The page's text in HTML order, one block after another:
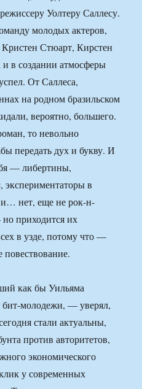
Уолтеру Саллесу.
молодых актеров,
Стюарт, Кирстен
в создании атмосферы
От Саллеса,
на родном бразильском
вероятно, большего.
то невольно
передать дух и букву. И
— либертины,
экспериментаторы в
и… нет, еще не рок-н-
приходится их
в узде, потому что —
повествование.
как бы Уильяма
бит-молодежи, — уверял,
стали актуальны,
против авторитетов,
экономического
у современных